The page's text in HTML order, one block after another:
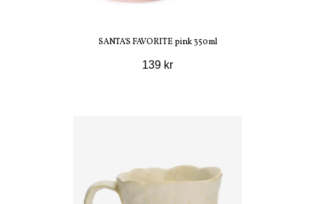
SANTA'S FAVORITE pink 350ml
139 kr